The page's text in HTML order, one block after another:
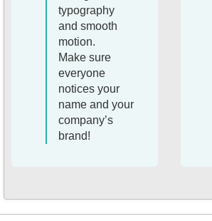
typography
and smooth
motion.
Make sure
everyone
notices your
name and your
company’s
brand!